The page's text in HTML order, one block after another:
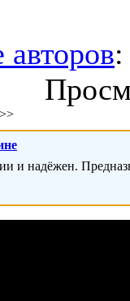
авторов
и надёжен.